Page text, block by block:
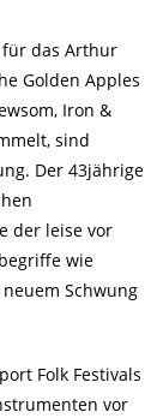
für das Arthur
Golden Apples
Iron &
sind
Der 43jährige
der leise vor
wie
neuem Schwung
Folk Festivals
vor